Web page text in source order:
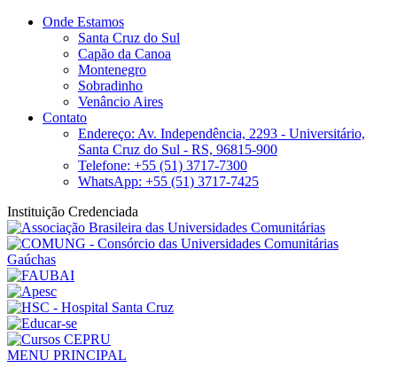
Onde Estamos
Santa Cruz do Sul
Capão da Canoa
Montenegro
Sobradinho
Venâncio Aires
Contato
Endereço: Av. Independência, 2293 - Universitário,
Santa Cruz do Sul - RS, 96815-900
Telefone: +55 (51) 3717-7300
WhatsApp: +55 (51) 3717-7425
Instituição Credenciada
MENU PRINCIPAL